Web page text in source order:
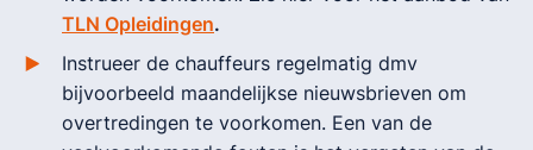
TLN Opleidingen.
Instrueer de chauffeurs regelmatig dmv
bijvoorbeeld maandelijkse nieuwsbrieven om
overtredingen te voorkomen. Een van de